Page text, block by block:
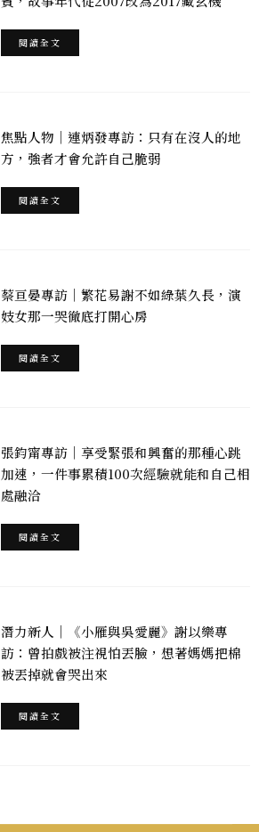
閱讀全文
焦點人物｜連炳發專訪：只有在沒人的地
方，強者才會允許自己脆弱
閱讀全文
蔡亘晏專訪｜繁花易謝不如綠葉久長，演
妓女那一哭徹底打開心房
閱讀全文
張鈞甯專訪｜享受緊張和興奮的那種心跳
加速，一件事累積100次經驗就能和自己相
處融洽
閱讀全文
潛力新人｜《小雁與吳愛麗》謝以樂專
訪：曾拍戲被注視怕丟臉，想著媽媽把棉
被丟掉就會哭出來
閱讀全文